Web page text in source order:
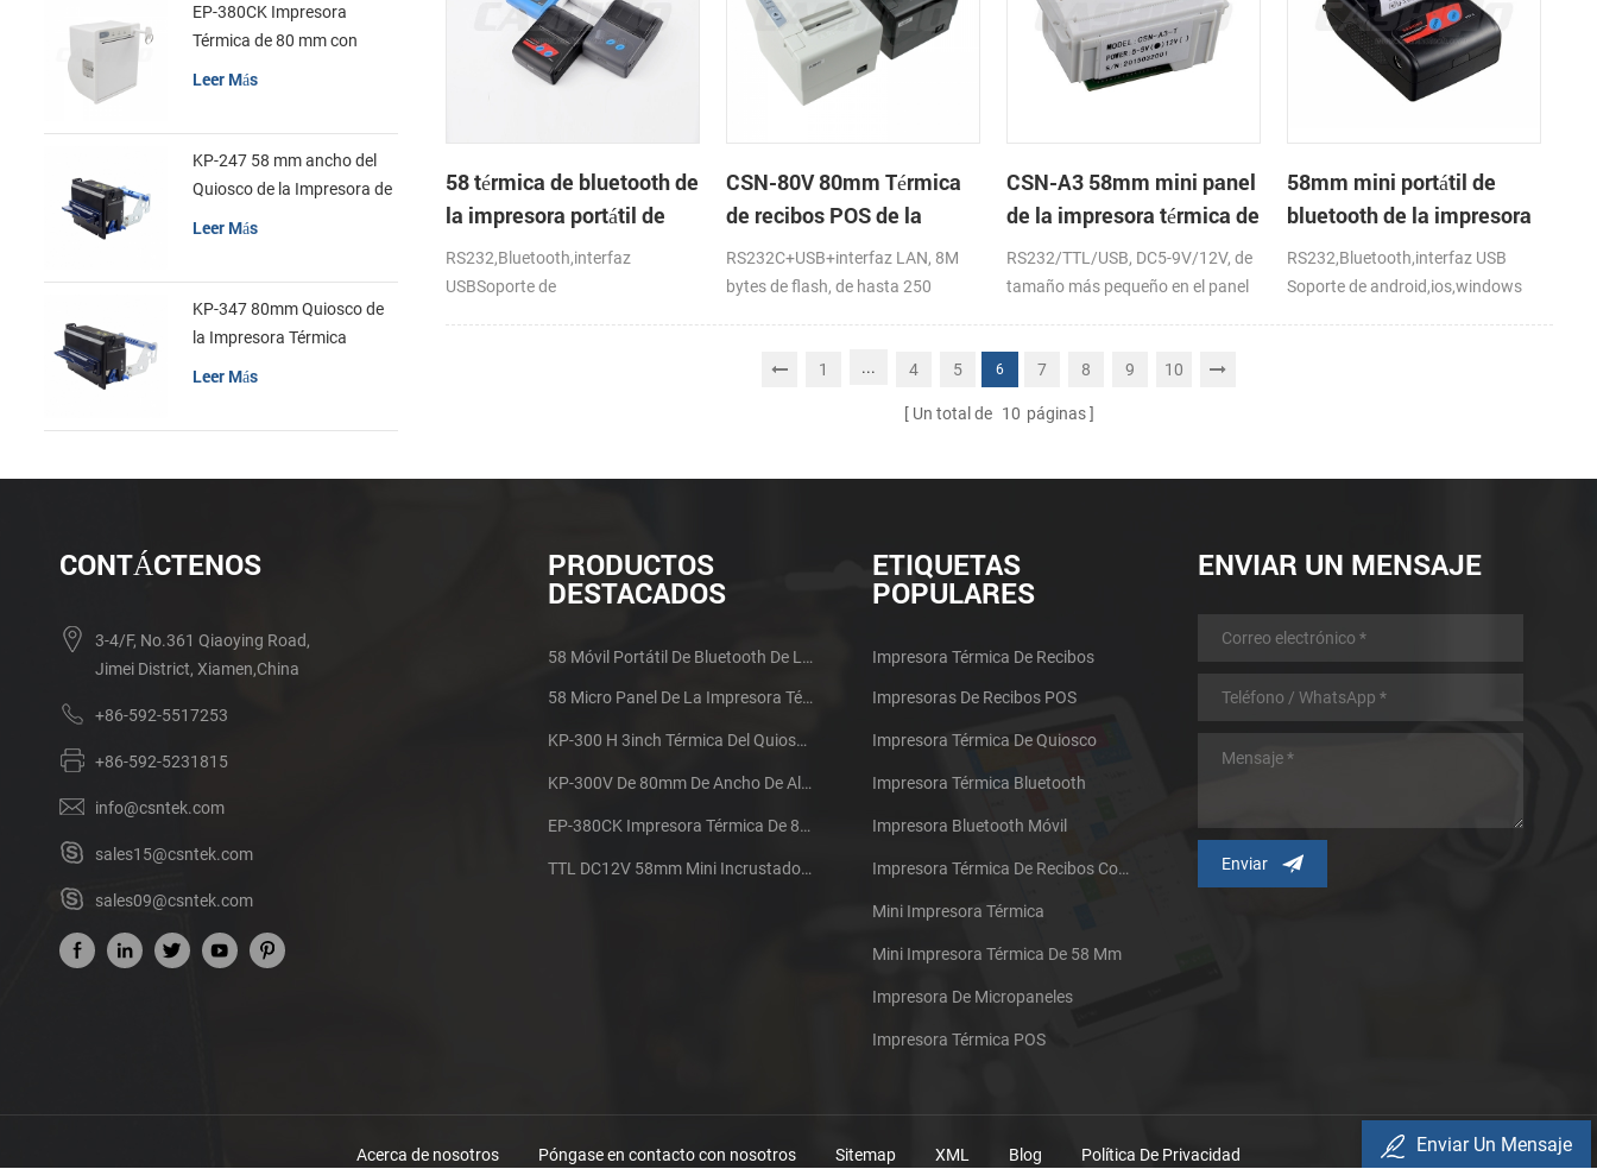
58 térmica de bluetooth de
la impresora portátil de
recibos
RS232,Bluetooth,interfaz
USBSoporte de
CSN-80V 80mm Térmica
de recibos POS de la
Impresora en la página de
soporte en el modo de
RS232C+USB+interfaz LAN, 8M
bytes de flash, de hasta 250
CSN-A3 58mm mini panel
de la impresora térmica de
recibos
RS232/TTL/USB, DC5-9V/12V, de
tamaño más pequeño en el panel
58mm mini portátil de
bluetooth de la impresora
térmica de recibos para
móviles
RS232,Bluetooth,interfaz USB
Soporte de android,ios,windows
1 ... 4 5 6 7 8 9 10
Un total de 10 páginas
EP-380CK Impresora
Térmica de 80 mm con
Leer Más
KP-247 58 mm ancho del
Quiosco de la Impresora de
Leer Más
KP-347 80mm Quiosco de
la Impresora Térmica
Leer Más
CONTÁCTENOS
3-4/F, No.361 Qiaoying Road,
Jimei District, Xiamen,China
+86-592-5517253
+86-592-5231815
info@csntek.com
sales15@csntek.com
sales09@csntek.com
PRODUCTOS
DESTACADOS
58 Móvil Portátil De Bluetooth De La Impresora Térmica De PTP-II
58 Micro Panel De La Impresora Térmica De Recibos CSN-A1
KP-300 H 3inch Térmica Del Quiosco De La Impresora Módulo De
KP-300V De 80mm De Ancho De Alta Velocidad De La Impresora Térmica Del Quiosco
EP-380CK Impresora Térmica De 80 Mm Con Bloqueo De La Tapa
TTL DC12V 58mm Mini Incrustado Taxi De La Impresora Térmica De Recibos
ETIQUETAS
POPULARES
Impresora Térmica De Recibos
Impresoras De Recibos POS
Impresora Térmica De Quiosco
Impresora Térmica Bluetooth
Impresora Bluetooth Móvil
Impresora Térmica De Recibos Con Micropanel.
Mini Impresora Térmica
Mini Impresora Térmica De 58 Mm
Impresora De Micropaneles
Impresora Térmica POS
ENVIAR UN MENSAJE
Acerca de nosotros Póngase en contacto con nosotros Sitemap XML Blog Política De Privacidad Enviar Un Mensaje